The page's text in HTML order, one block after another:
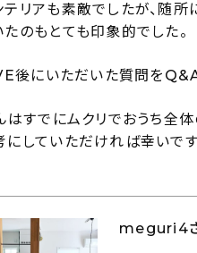
テリアも素敵でしたが、随
のもとても印象的でした。
後にいただいた質問を
すでにムクリでおうち全体
にしていただければ幸いです
meguri4